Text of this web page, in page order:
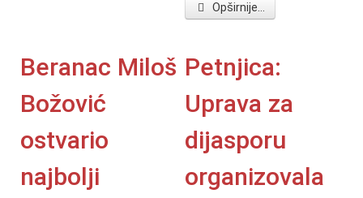
Opširnije...
Beranac Miloš
Božović
ostvario
najbolji
Petnjica:
Uprava za
dijasporu
organizovala